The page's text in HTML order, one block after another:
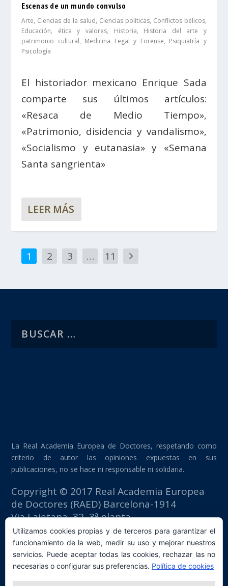
Escenas de un mundo convulso
Arte, Ciencias de la salud, Ciencias políticas, Conflictos bélicos,
Educación, ética y valores, Historia, Historia del arte y
patrimonio cultural, Medicina Legal y Forense, Psiquiatría y
Psicología
El historiador mexicano Enrique Sada
comparte sus últimos artículos:
«Resaca de Medio Tiempo»,
«Patrimonio, disidencia y vandalismo»,
«Socialismo y eutanasia» y «Semana
Santa sangrienta»
LEER MÁS
1 2 3 … 11
La Real Academia Europea de Doctores, respetando como
criterio de autor las opiniones expuestas en sus
publicaciones, no se hace ni responsable ni solidaria.
Copyright © 2017 Real Academia Europea
de Doctores (RAED) Barcelona-1914
Via Laietana, 32, 3ª planta
Edificio Fomento del Trabajo
08003 Barcelona (España)
tlf: +34 93 667 40 54
secretaria@raed.academy
Contacto y suscripción Newsletter
Utilizamos cookies propias y de terceros para garantizar el
funcionamiento de la web, medir su uso y mejorar nuestros
servicios. Puede aceptar todas las cookies, rechazar las no
necesarias o configurar sus preferencias. Política de cookies